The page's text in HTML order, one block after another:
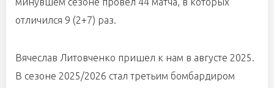
отличился 9 (2+7) раз.
Вячеслав Литовченко пришел к нам в августе 2025.
В сезоне 2025/2026 стал третьим бомбардиром